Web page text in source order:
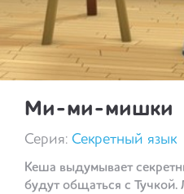
Ми-ми-мишки
Серия: Секретный язык
Кеша выдумывает
будут общаться с Тучкой.